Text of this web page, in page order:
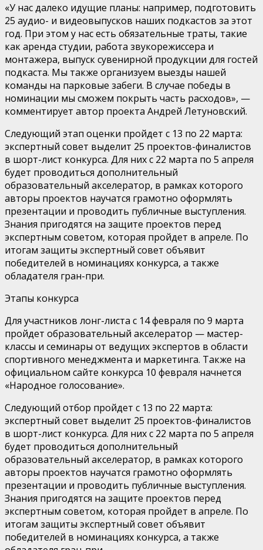
«У нас далеко идущие планы: например, подготовить
25 аудио- и видеовыпусков наших подкастов за этот
год. При этом у нас есть обязательные траты, такие
как аренда студии, работа звукорежиссера и
монтажера, выпуск сувенирной продукции для гостей
подкаста. Мы также организуем выезды нашей
команды на парковые забеги. В случае победы в
номинации мы сможем покрыть часть расходов», —
комментирует автор проекта Андрей Летуновский.
Следующий этап оценки пройдет с 13 по 22 марта:
экспертный совет выделит 25 проектов-финалистов
в шорт-лист конкурса. Для них с 22 марта по 5 апреля
будет проводиться дополнительный
образовательный акселератор, в рамках которого
авторы проектов научатся грамотно оформлять
презентации и проводить публичные выступления.
Знания пригодятся на защите проектов перед
экспертным советом, которая пройдет в апреле. По
итогам защиты экспертный совет объявит
победителей в номинациях конкурса, а также
обладателя гран-при.
Этапы конкурса
Для участников лонг-листа с 14 февраля по 9 марта
пройдет образовательный акселератор — мастер-
классы и семинары от ведущих экспертов в области
спортивного менеджмента и маркетинга. Также на
официальном сайте конкурса 10 февраля начнется
«Народное голосование».
Следующий отбор пройдет с 13 по 22 марта:
экспертный совет выделит 25 проектов-финалистов
в шорт-лист конкурса. Для них с 22 марта по 5 апреля
будет проводиться дополнительный
образовательный акселератор, в рамках которого
авторы проектов научатся грамотно оформлять
презентации и проводить публичные выступления.
Знания пригодятся на защите проектов перед
экспертным советом, которая пройдет в апреле. По
итогам защиты экспертный совет объявит
победителей в номинациях конкурса, а также